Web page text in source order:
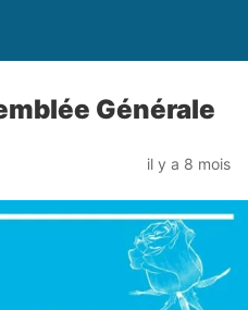
Générale
il y a 8 mois